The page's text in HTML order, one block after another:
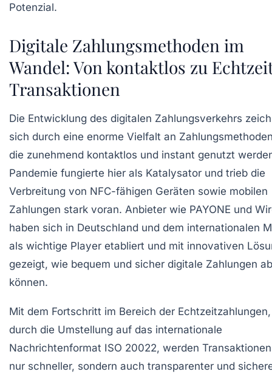
Potenzial.
Digitale Zahlungsmethoden im
Wandel: Von kontaktlos zu
Transaktionen
Die Entwicklung des digitalen Zahlungsverkehrs
sich durch eine enorme Vielfalt an
die zunehmend kontaktlos und instant genutzt
Pandemie fungierte hier als Katalysator und trieb die
Verbreitung von NFC-fähigen Geräten sowie mobilen
Zahlungen stark voran. Anbieter wie PAYONE und
haben sich in Deutschland und dem internationalen
als wichtige Player etabliert und mit innovativen
gezeigt, wie bequem und sicher digitale Zahlungen
können.
Mit dem Fortschritt im Bereich der
durch die Umstellung auf das internationale
Nachrichtenformat ISO 20022, werden
nur schneller, sondern auch transparenter und